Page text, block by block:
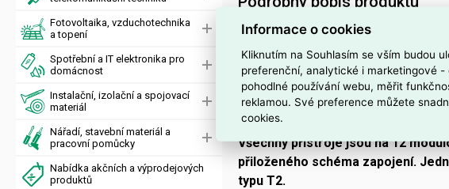
Fotovoltaika, vzduchotechnika
a topení
Spotřební a IT elektronika pro
domácnost
Instalační, izolační a spojovací
materiál
Nářadí, stavební materiál a
pracovní pomůcky
Nabídka akčních a výprodejových
produktů
Certifikovaný DC rozvaděč do
Certifikovaný DC rozvaděč
napětí 1000V DC. Rozvaděč
a 2x svodič přepětí k ochraně
rozvaděči 9x kabelová vývodka s
Všechny přístroje jsou na 12
přiloženého schéma zapojení.
typu T2.
Informace o cookies
Kliknutím na Souhlasím se vším budou
preferenční, analytické i marketingové
pohodlné používání webu, měřit
reklamou. Své preference můžete
cookies.